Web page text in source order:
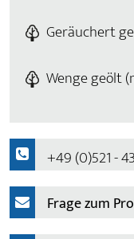
Geräuchert
Wenge geölt
+49 (0)521 -
Frage zum